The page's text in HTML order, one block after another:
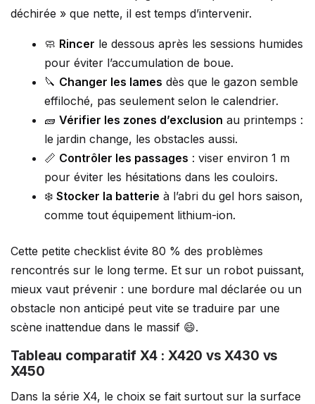
déchirée » que nette, il est temps d’intervenir.
🧼 Rincer le dessous après les sessions humides
pour éviter l’accumulation de boue.
🔪 Changer les lames dès que le gazon semble
effiloché, pas seulement selon le calendrier.
🧱 Vérifier les zones d’exclusion au printemps :
le jardin change, les obstacles aussi.
📏 Contrôler les passages : viser environ 1 m
pour éviter les hésitations dans les couloirs.
❄️ Stocker la batterie à l’abri du gel hors saison,
comme tout équipement lithium-ion.
Cette petite checklist évite 80 % des problèmes
rencontrés sur le long terme. Et sur un robot puissant,
mieux vaut prévenir : une bordure mal déclarée ou un
obstacle non anticipé peut vite se traduire par une
scène inattendue dans le massif 😄.
Tableau comparatif X4 : X420 vs X430 vs
X450
Dans la série X4, le choix se fait surtout sur la surface